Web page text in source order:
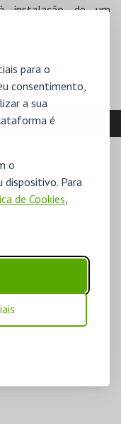
para o
consentimento,
a sua
é
o
dispositivo. Para
de Cookies,
instalação de um
diferentes vetores
de exposições,
de conferências,